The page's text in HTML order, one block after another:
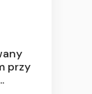
przy